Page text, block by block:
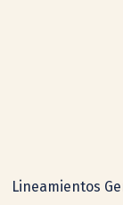
Lineamientos